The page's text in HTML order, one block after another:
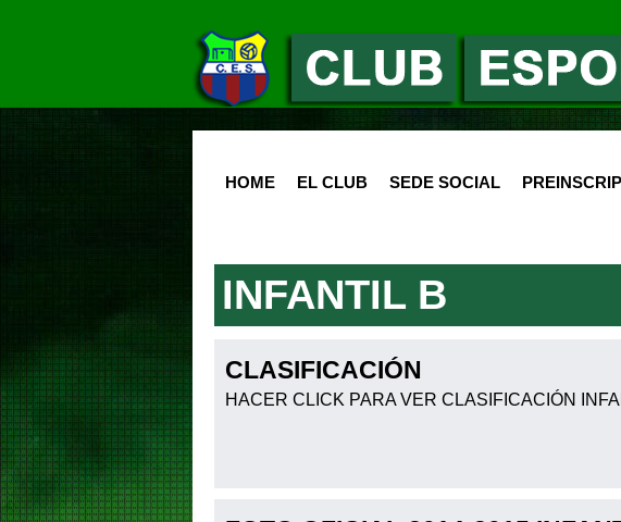
HOME EL CLUB SEDE SOCIAL
INFANTIL B
CLASIFICACIÓN
HACER CLICK PARA VER CLASIFICACIÓN